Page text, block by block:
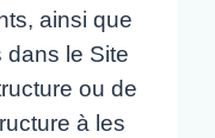
ainsi que
le Site
ou de
à les